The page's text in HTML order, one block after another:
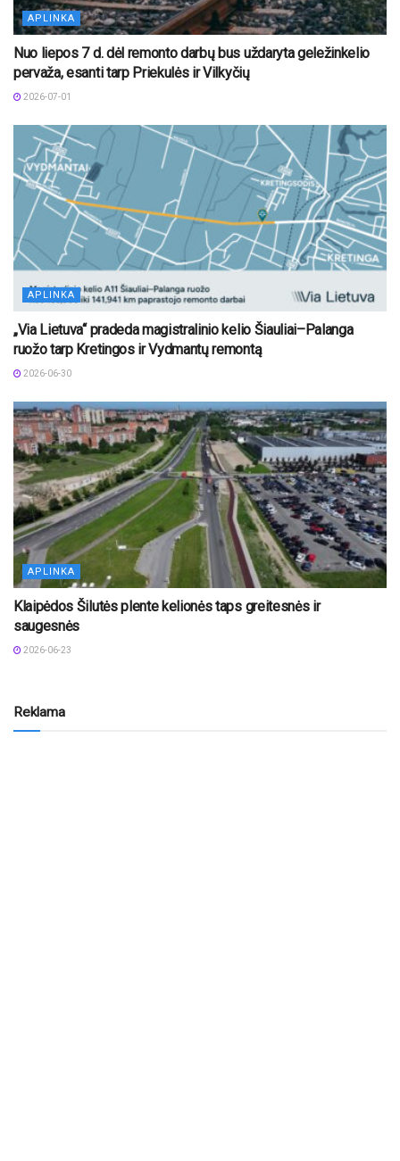
APLINKA
Nuo liepos 7 d. dėl remonto darbų bus uždaryta geležinkelio
pervaža, esanti tarp Priekulės ir Vilkyčių
2026-07-01
APLINKA
„Via Lietuva“ pradeda magistralinio kelio Šiauliai–Palanga
ruožo tarp Kretingos ir Vydmantų remontą
2026-06-30
APLINKA
Klaipėdos Šilutės plente kelionės taps greitesnės ir
saugesnės
2026-06-23
Reklama